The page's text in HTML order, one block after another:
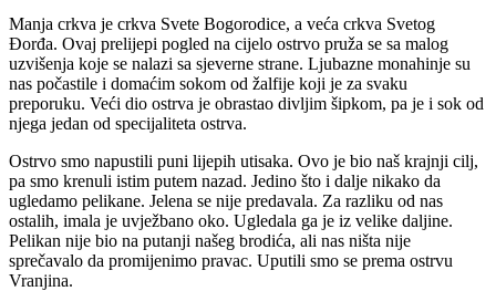
Manja crkva je crkva Svete Bogorodice, a veća crkva Svetog
Đorđa. Ovaj prelijepi pogled na cijelo ostrvo pruža se sa malog
uzvišenja koje se nalazi sa sjeverne strane. Ljubazne monahinje su
nas počastile i domaćim sokom od žalfije koji je za svaku
preporuku. Veći dio ostrva je obrastao divljim šipkom, pa je i sok od
njega jedan od specijaliteta ostrva.
Ostrvo smo napustili puni lijepih utisaka. Ovo je bio naš krajnji cilj,
pa smo krenuli istim putem nazad. Jedino što i dalje nikako da
ugledamo pelikane. Jelena se nije predavala. Za razliku od nas
ostalih, imala je uvježbano oko. Ugledala ga je iz velike daljine.
Pelikan nije bio na putanji našeg brodića, ali nas ništa nije
sprečavalo da promijenimo pravac. Uputili smo se prema ostrvu
Vranjina.